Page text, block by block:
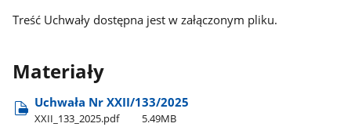
Treść Uchwały dostępna jest w załączonym pliku.
Materiały
Uchwała Nr XXII/133/2025
XXII​_133​_2025.pdf 5.49MB